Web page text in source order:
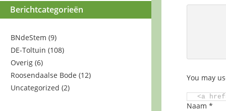
Berichtcategorieën
BNdeStem (9)
DE-Toltuin (108)
Overig (6)
Roosendaalse Bode (12)
Uncategorized (2)
You may
<a
Naam *